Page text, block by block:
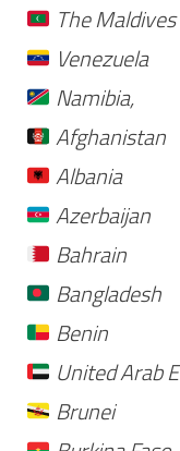
The Maldives
Venezuela
Namibia,
Afghanistan
Albania
Azerbaijan
Bahrain
Bangladesh
Benin
United Arab
Brunei